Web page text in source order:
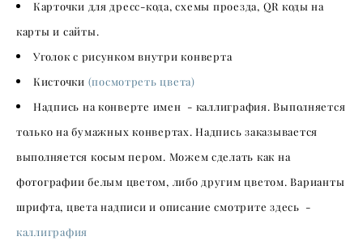
Карточки для дресс-кода, схемы проезда, QR коды на
карты и сайты.
Уголок с рисунком внутри конверта
Кисточки (посмотреть цвета)
Надпись на конверте имен - каллиграфия. Выполняется
только на бумажных конвертах. Надпись заказывается
выполняется косым пером. Можем сделать как на
фотографии белым цветом, либо другим цветом. Варианты
шрифта, цвета надписи и описание смотрите здесь -
каллиграфия